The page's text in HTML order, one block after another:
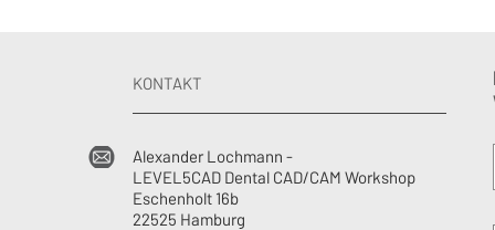
KONTAKT
Alexander Lochmann -
LEVEL5CAD Dental CAD/CAM Workshop
Eschenholt 16b
22525 Hamburg